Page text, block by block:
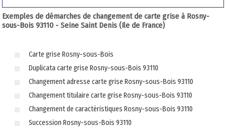
Exemples de démarches de changement de carte grise à Rosny-
sous-Bois 93110 - Seine Saint Denis (Ile de France)
Carte grise Rosny-sous-Bois
Duplicata carte grise Rosny-sous-Bois 93110
Changement adresse carte grise Rosny-sous-Bois 93110
Changement titulaire carte grise Rosny-sous-Bois 93110
Changement de caractéristiques Rosny-sous-Bois 93110
Succession Rosny-sous-Bois 93110